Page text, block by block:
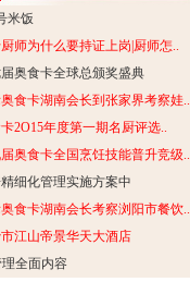
米饭
师为什么要持证上岗|厨师怎..
奥食卡全球总颁奖盛典
奥食卡湖南会长到张家界考察娃..
2O15年度第一期名厨评选..
奥食卡全国烹饪技能普升竞级..
细化管理实施方案中
奥食卡湖南会长考察浏阳市餐饮..
江山帝景华天大酒店
理全面内容